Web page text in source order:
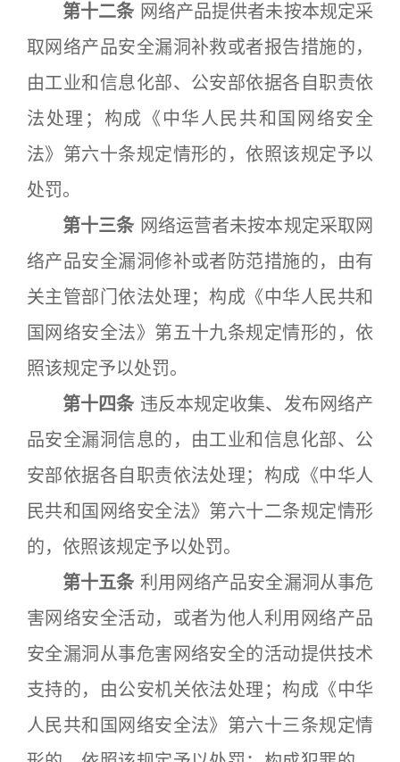
第十二条 网络产品提供者未按本规定采
取网络产品安全漏洞补救或者报告措施的，
由工业和信息化部、公安部依据各自职责依
法处理；构成《中华人民共和国网络安全
法》第六十条规定情形的，依照该规定予以
处罚。
第十三条 网络运营者未按本规定采取网
络产品安全漏洞修补或者防范措施的，由有
关主管部门依法处理；构成《中华人民共和
国网络安全法》第五十九条规定情形的，依
照该规定予以处罚。
第十四条 违反本规定收集、发布网络产
品安全漏洞信息的，由工业和信息化部、公
安部依据各自职责依法处理；构成《中华人
民共和国网络安全法》第六十二条规定情形
的，依照该规定予以处罚。
第十五条 利用网络产品安全漏洞从事危
害网络安全活动，或者为他人利用网络产品
安全漏洞从事危害网络安全的活动提供技术
支持的，由公安机关依法处理；构成《中华
人民共和国网络安全法》第六十三条规定情